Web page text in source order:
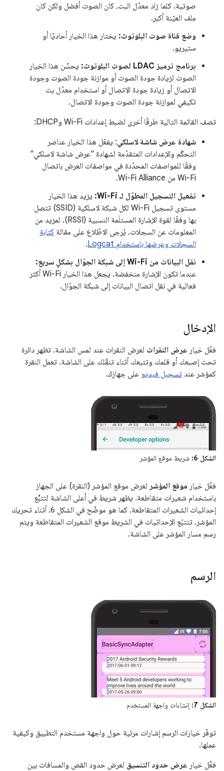
صوتية. كلما زاد معدّل البت، كان الصوت أفضل ولكن كان
ملف العيّنة أكبر.
وضع قناة صوت البلوتوث: يختار هذا الخيار أحاديًا أو
ستيريو.
برنامج ترميز LDAC لصوت البلوتوث:
يحسِّن هذا الخيار
الصوت لزيادة جودة الصوت أو موازنة جودة الصوت وجودة
الاتصال أو زيادة جودة الاتصال أو استخدام معدّل بت
تكيفي لموازنة جودة الصوت وجودة الاتصال.
تصف القائمة التالية طرقًا أخرى لضبط إعدادات Wi-Fi وDHCP:
شهادة عرض شاشة لاسلكي: يفعّل هذا الخيار عناصر
التحكّم والإعدادات المتقدّمة لشهادة "عرض شاشة لاسلكي"
وفقًا للمواصفات المحدّدة في مواصفات العرض باتصال
Wi-Fi من Wi-Fi Alliance.
تفعيل التسجيل المطوّل لـ Wi-Fi:
يزيد هذا الخيار
مستوى تسجيل Wi-Fi لكل شبكة لاسلكية (SSID) تتصل
بها وفقًا لقوة الإشارة المستلَمة النسبية (RSSI). لمزيد من
المعلومات عن السجلات، يُرجى الاطّلاع على مقالة كتابة
السجلات وعرضها باستخدام Logcat
.
نقل البيانات من Wi-Fi إلى شبكة الجوّال بشكلٍ سريع:
عندما تكون الإشارة منخفضة، يجعل هذا الخيار Wi-Fi أكثر
فعالية في نقل اتصال البيانات إلى شبكة الجوّال.
الإدخال
فعِّل خيار عرض النقرات لعرض النقرات عند لمس الشاشة. تظهر دائرة
تحت إصبعك أو قلمك وتتبعك أثناء تنقّلك على الشاشة. تعمل النقرة
كمؤشر عند تسجيل فيديو على جهازك.
الشكل 6: شريط موقع المؤشر
فعِّل خيار موقع المؤشر لعرض موقع المؤشر (النقرة) على الجهاز
باستخدام شعيرات متقاطعة. يظهر شريط في أعلى الشاشة لتتبُّع
إحداثيات الشعيرات المتقاطعة، كما هو موضّح في الشكل 6. أثناء تحريك
المؤشر، تتتبّع الإحداثيات في الشريط موقع الشعيرات المتقاطعة ويتم
رسم مسار المؤشر على الشاشة.
الرسم
الشكل 7: إنشاءات واجهة المستخدم
توفّر خيارات الرسم إشارات مرئية حول واجهة مستخدم التطبيق وكيفية
عملها.
فعِّل خيار عرض حدود التنسيق لعرض حدود القص والمسافات بين